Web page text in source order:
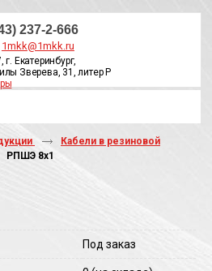
237-2-666
1mkk@1mkk.ru
г. Екатеринбург,
Зверева, 31, литер Р
Кабели в резиновой
РПШЭ 8х1
Под заказ